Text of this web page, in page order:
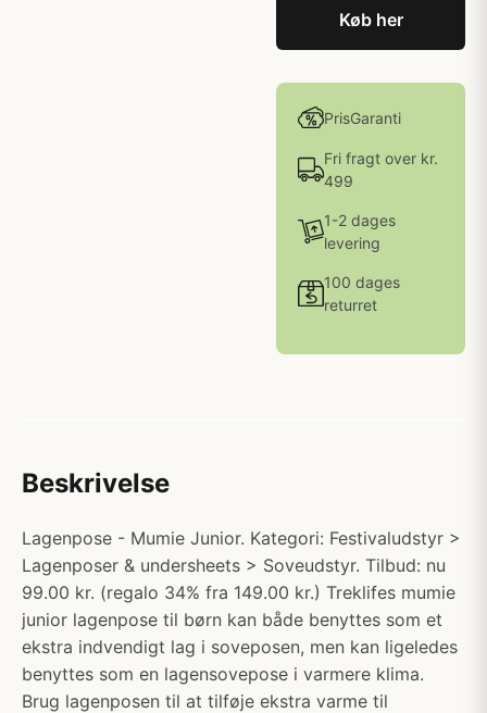
Køb her
PrisGaranti
Fri fragt over kr.
499
1-2 dages
levering
100 dages
returret
Beskrivelse
Lagenpose - Mumie Junior. Kategori: Festivaludstyr >
Lagenposer & undersheets > Soveudstyr. Tilbud: nu
99.00 kr. (regalo 34% fra 149.00 kr.) Treklifes mumie
junior lagenpose til børn kan både benyttes som et
ekstra indvendigt lag i soveposen, men kan ligeledes
benyttes som en lagensovepose i varmere klima.
Brug lagenposen til at tilføje ekstra varme til